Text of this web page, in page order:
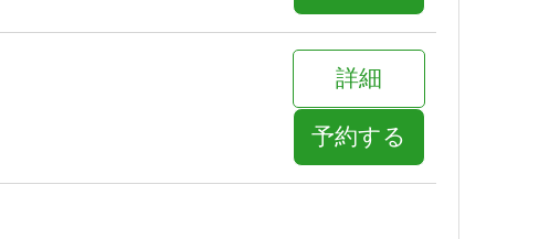
詳細
予約する